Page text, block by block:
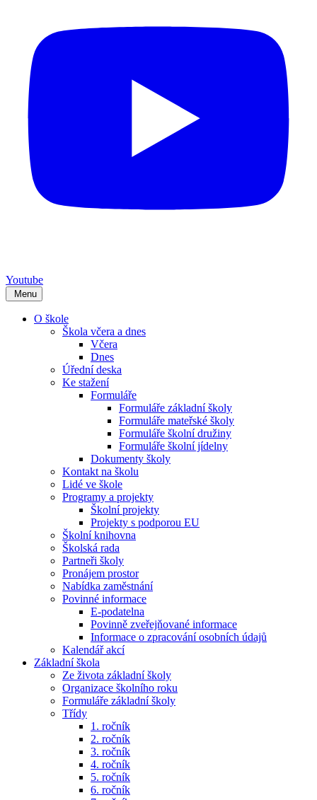
Youtube
Menu
O škole
Škola včera a dnes
Včera
Dnes
Úřední deska
Ke stažení
Formuláře
Formuláře základní školy
Formuláře mateřské školy
Formuláře školní družiny
Formuláře školní jídelny
Dokumenty školy
Kontakt na školu
Lidé ve škole
Programy a projekty
Školní projekty
Projekty s podporou EU
Školní knihovna
Školská rada
Partneři školy
Pronájem prostor
Nabídka zaměstnání
Povinné informace
E-podatelna
Povinně zveřejňované informace
Informace o zpracování osobních údajů
Kalendář akcí
Základní škola
Ze života základní školy
Organizace školního roku
Formuláře základní školy
Třídy
1. ročník
2. ročník
3. ročník
4. ročník
5. ročník
6. ročník